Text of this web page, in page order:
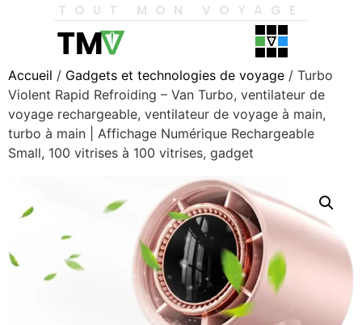
TOUT MON VOYAGE
Accueil / Gadgets et technologies de voyage / Turbo
Violent Rapid Refroiding – Van Turbo, ventilateur de
voyage rechargeable, ventilateur de voyage à main,
turbo à main | Affichage Numérique Rechargeable
Small, 100 vitrises à 100 vitrises, gadget